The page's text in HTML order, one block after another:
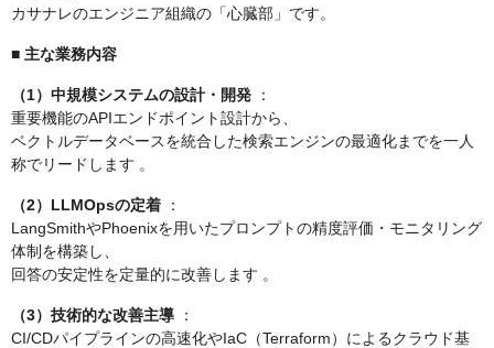
カサナレのエンジニア組織の「心臓部」です。
■ 主な業務内容
（1）中規模システムの設計・開発 ：
重要機能のAPIエンドポイント設計から、
ベクトルデータベースを統合した検索エンジンの最適化までを一人
称でリードします 。
（2）LLMOpsの定着 ：
LangSmithやPhoenixを用いたプロンプトの精度評価・モニタリング
体制を構築し、
回答の安定性を定量的に改善します 。
（3）技術的な改善主導 ：
CI/CDパイプラインの高速化やIaC（Terraform）によるクラウド基